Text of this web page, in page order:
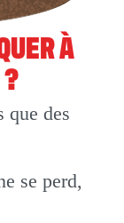
que des
se perd,